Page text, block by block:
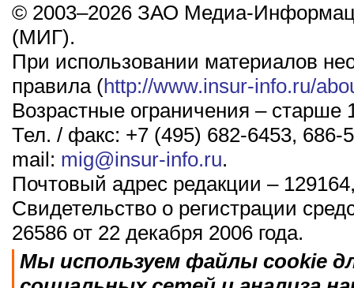
© 2003–2026 ЗАО Медиа-
(МИГ).
При использовании материалов
правила (http://www.insur-info.ru/
Возрастные ограничения – старше
Тел. / факс: +7 (495) 682-6453, 686-
mail: mig@insur-info.ru.
Почтовый адрес редакции –
Свидетельство о регистрации
26586 от 22 декабря 2006 года.
Мы используем файлы cookie